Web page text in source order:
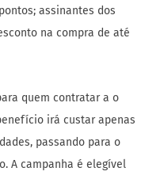
assinantes dos
na compra de até
quem contratar a o
irá custar apenas
passando para o
A campanha é elegível